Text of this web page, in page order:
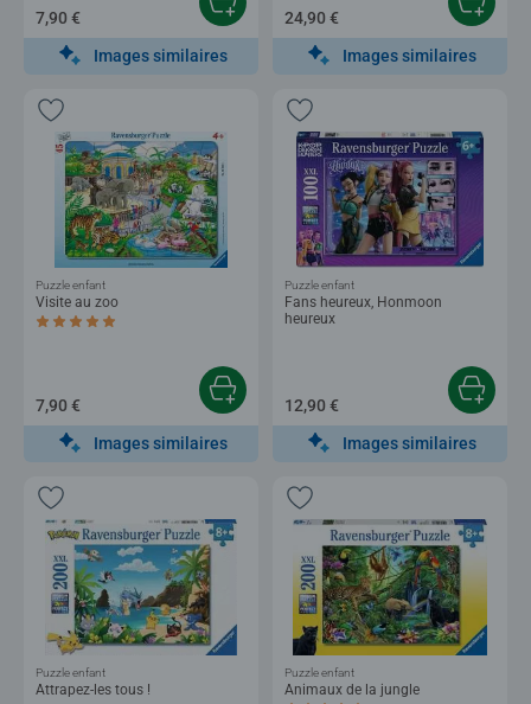
7,90 €
Images similaires
24,90 €
Images similaires
Visite au zoo
Average rating 5,0 out of 5 stars.
Puzzle enfant
7,90 €
Images similaires
Fans heureux, Honmoon
heureux
Puzzle enfant
12,90 €
Images similaires
Attrapez-les tous !
Puzzle enfant
Animaux de la jungle
Puzzle enfant